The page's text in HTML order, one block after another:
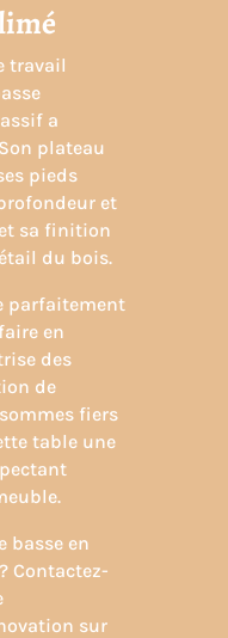
travail
a
plateau
pieds
et
sa finition
du bois.
parfaitement
en
des
de
fiers
table une
basse en
Contactez-
sur